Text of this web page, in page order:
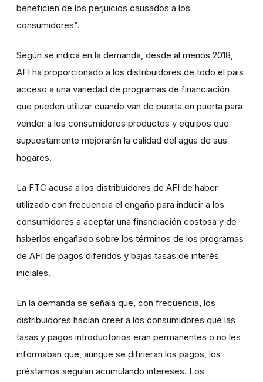
beneficien de los perjuicios causados a los
consumidores”.
Según se indica en la demanda, desde al menos 2018,
AFI ha proporcionado a los distribuidores de todo el país
acceso a una variedad de programas de financiación
que pueden utilizar cuando van de puerta en puerta para
vender a los consumidores productos y equipos que
supuestamente mejorarán la calidad del agua de sus
hogares.
La FTC acusa a los distribuidores de AFI de haber
utilizado con frecuencia el engaño para inducir a los
consumidores a aceptar una financiación costosa y de
haberlos engañado sobre los términos de los programas
de AFI de pagos diferidos y bajas tasas de interés
iniciales.
En la demanda se señala que, con frecuencia, los
distribuidores hacían creer a los consumidores que las
tasas y pagos introductorios eran permanentes o no les
informaban que, aunque se difirieran los pagos, los
préstamos seguían acumulando intereses. Los